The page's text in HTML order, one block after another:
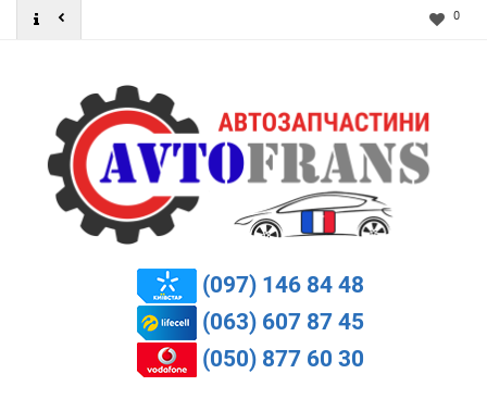
0
(097) 146 84 48
(063) 607 87 45
(050) 877 60 30